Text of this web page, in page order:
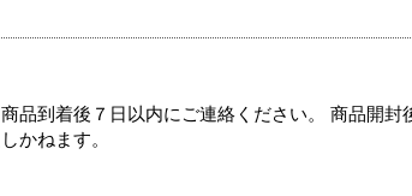
品到着後７日以内にご連絡ください。 商品開封
かねます。